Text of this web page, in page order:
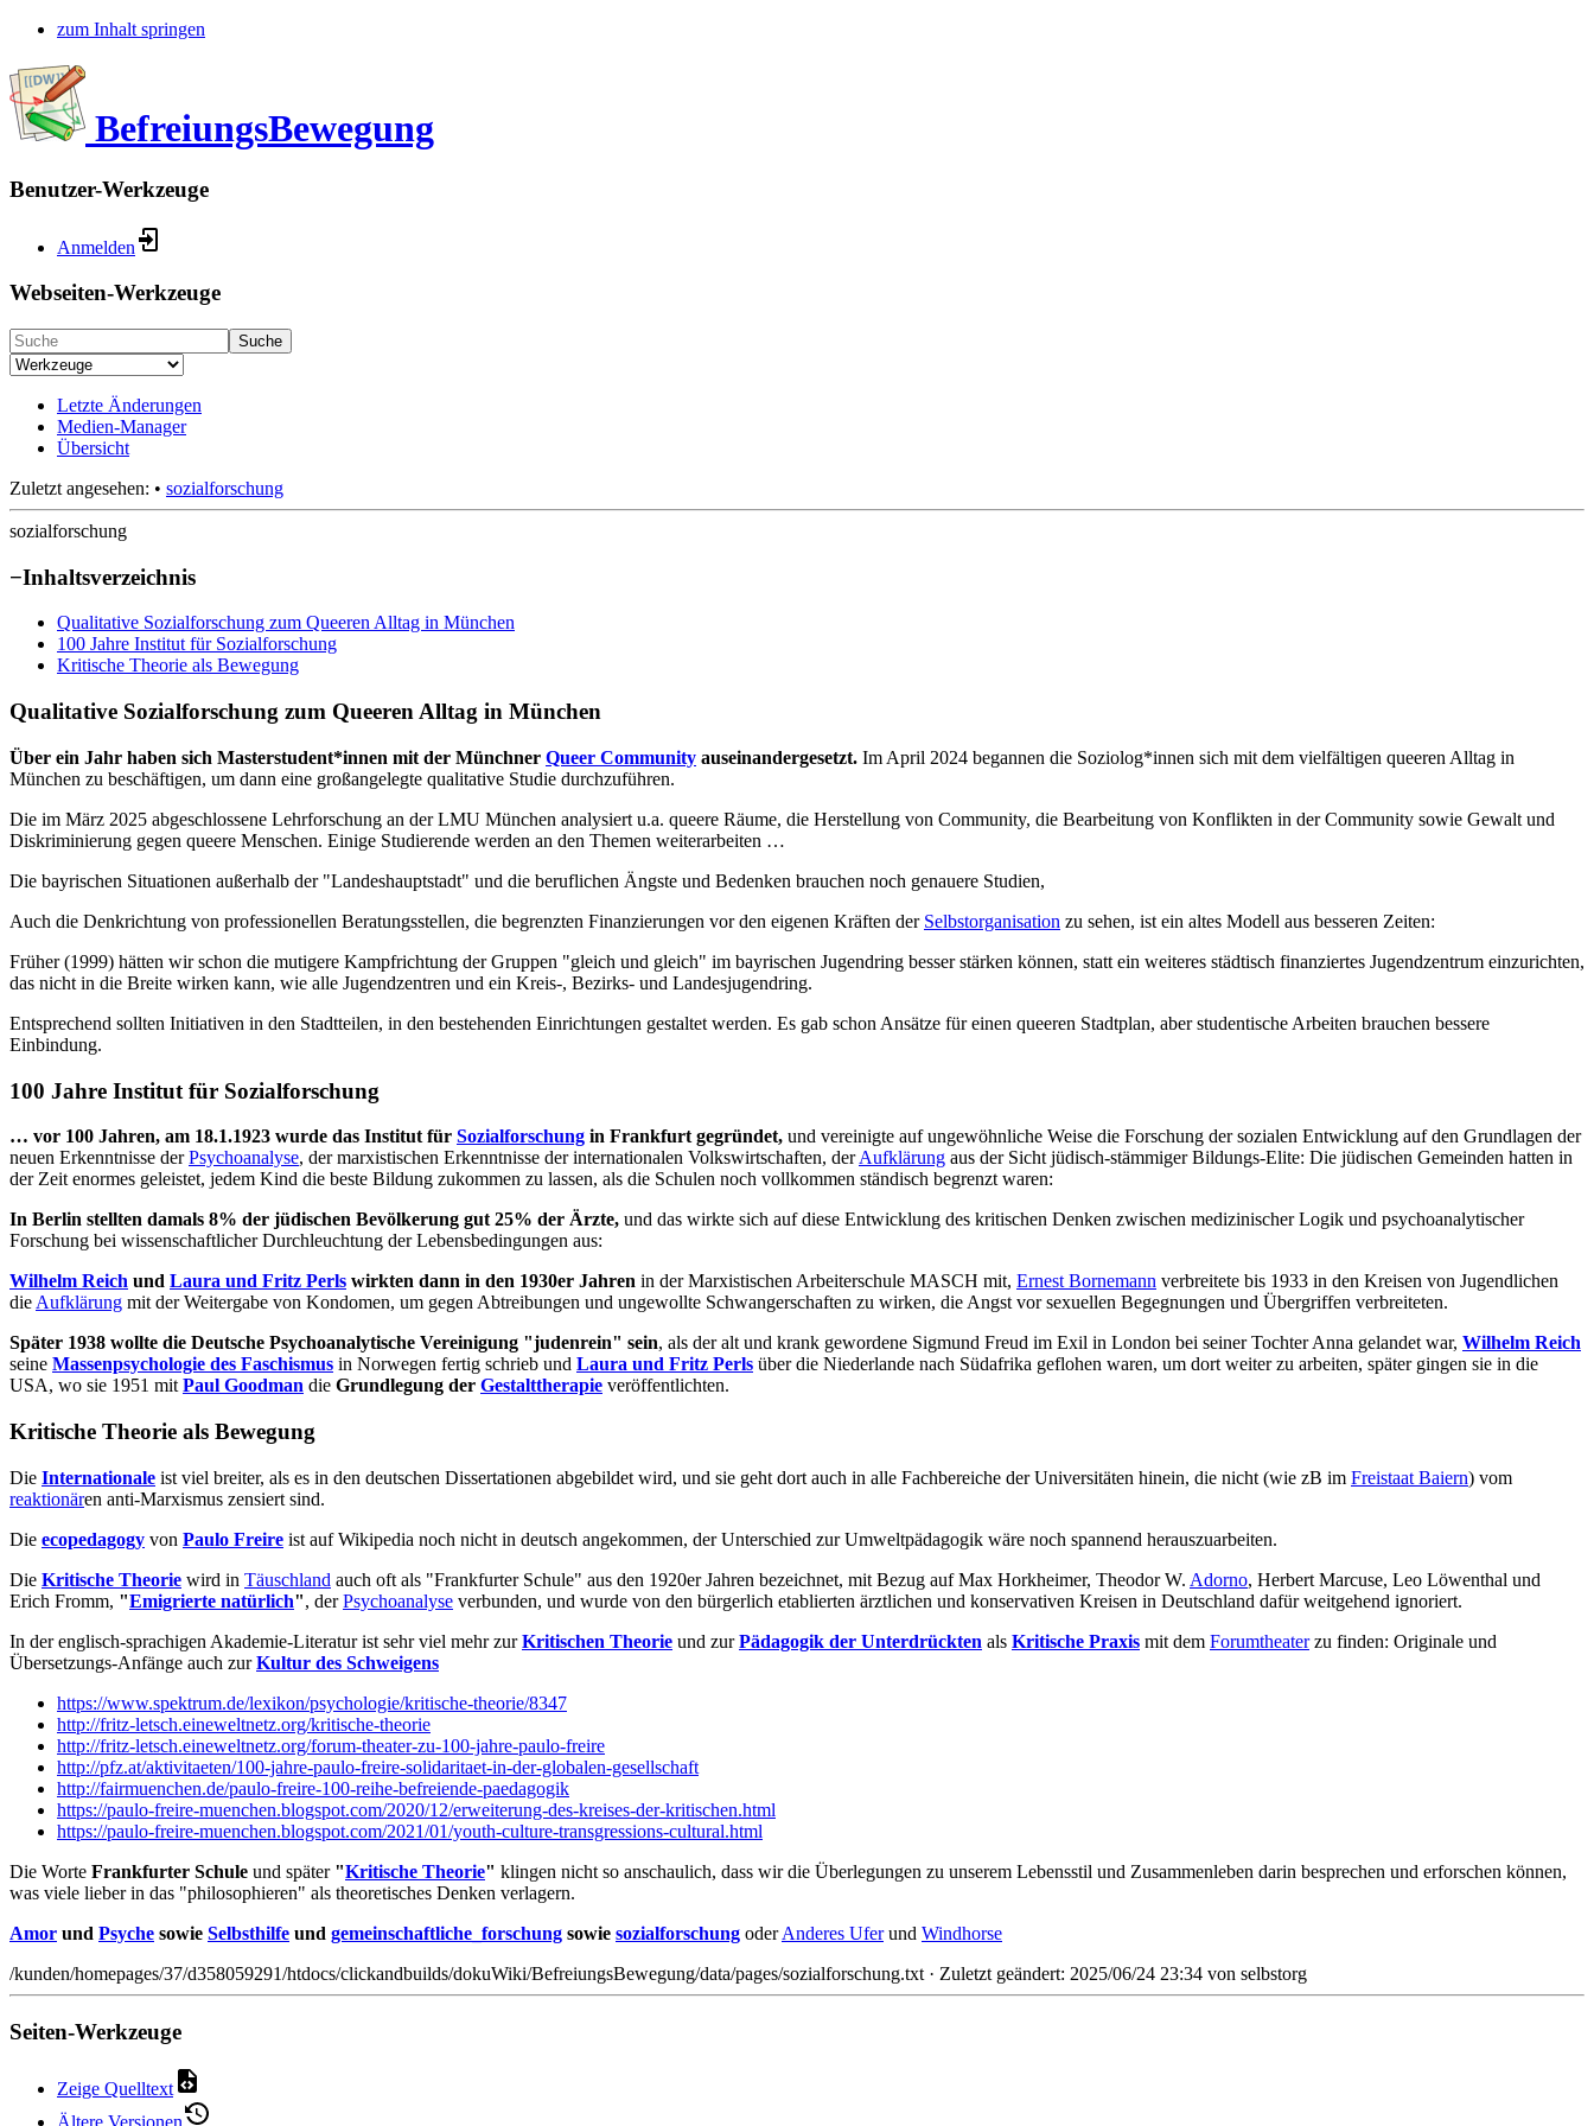
zum Inhalt springen
BefreiungsBewegung
Benutzer-Werkzeuge
Anmelden
Webseiten-Werkzeuge
Suche
Letzte Änderungen
Medien-Manager
Übersicht
Zuletzt angesehen: • sozialforschung
sozialforschung
−Inhaltsverzeichnis
Qualitative Sozialforschung zum Queeren Alltag in München
100 Jahre Institut für Sozialforschung
Kritische Theorie als Bewegung
Qualitative Sozialforschung zum Queeren Alltag in München
Über ein Jahr haben sich Masterstudent*innen mit der Münchner Queer Community auseinandergesetzt. Im April 2024 begannen die Soziolog*innen sich mit dem vielfältigen queeren Alltag in
München zu beschäftigen, um dann eine großangelegte qualitative Studie durchzuführen.
Die im März 2025 abgeschlossene Lehrforschung an der LMU München analysiert u.a. queere Räume, die Herstellung von Community, die Bearbeitung von Konflikten in der Community sowie Gewalt und
Diskriminierung gegen queere Menschen. Einige Studierende werden an den Themen weiterarbeiten …
Die bayrischen Situationen außerhalb der "Landeshauptstadt" und die beruflichen Ängste und Bedenken brauchen noch genauere Studien,
Auch die Denkrichtung von professionellen Beratungsstellen, die begrenzten Finanzierungen vor den eigenen Kräften der Selbstorganisation zu sehen, ist ein altes Modell aus besseren Zeiten:
Früher (1999) hätten wir schon die mutigere Kampfrichtung der Gruppen "gleich und gleich" im bayrischen Jugendring besser stärken können, statt ein weiteres städtisch finanziertes Jugendzentrum einzurichten,
das nicht in die Breite wirken kann, wie alle Jugendzentren und ein Kreis-, Bezirks- und Landesjugendring.
Entsprechend sollten Initiativen in den Stadtteilen, in den bestehenden Einrichtungen gestaltet werden. Es gab schon Ansätze für einen queeren Stadtplan, aber studentische Arbeiten brauchen bessere
Einbindung.
100 Jahre Institut für Sozialforschung
… vor 100 Jahren, am 18.1.1923 wurde das Institut für Sozialforschung in Frankfurt gegründet, und vereinigte auf ungewöhnliche Weise die Forschung der sozialen Entwicklung auf den Grundlagen der
neuen Erkenntnisse derPsychoanalyse, der marxistischen Erkenntnisse der internationalen Volkswirtschaften, derAufklärung aus der Sicht jüdisch-stämmiger Bildungs-Elite: Die jüdischen Gemeinden hatten in
der Zeit enormes geleistet, jedem Kind die beste Bildung zukommen zu lassen, als die Schulen noch vollkommen ständisch begrenzt waren:
In Berlin stellten damals 8% der jüdischen Bevölkerung gut 25% der Ärzte, und das wirkte sich auf diese Entwicklung des kritischen Denken zwischen medizinischer Logik und psychoanalytischer
Forschung bei wissenschaftlicher Durchleuchtung der Lebensbedingungen aus:
Wilhelm Reich und Laura und Fritz Perls wirkten dann in den 1930er Jahren in der Marxistischen Arbeiterschule MASCH mit, Ernest Bornemann verbreitete bis 1933 in den Kreisen von Jugendlichen
die Aufklärung mit der Weitergabe von Kondomen, um gegen Abtreibungen und ungewollte Schwangerschaften zu wirken, die Angst vor sexuellen Begegnungen und Übergriffen verbreiteten.
Später 1938 wollte die Deutsche Psychoanalytische Vereinigung "judenrein" sein, als der alt und krank gewordene Sigmund Freud im Exil in London bei seiner Tochter Anna gelandet war, Wilhelm Reich
seine Massenpsychologie des Faschismus in Norwegen fertig schrieb und Laura und Fritz Perls über die Niederlande nach Südafrika geflohen waren, um dort weiter zu arbeiten, später gingen sie in die
USA, wo sie 1951 mit Paul Goodman die Grundlegung der Gestalttherapie veröffentlichten.
Kritische Theorie als Bewegung
Die Internationale ist viel breiter, als es in den deutschen Dissertationen abgebildet wird, und sie geht dort auch in alle Fachbereiche der Universitäten hinein, die nicht (wie zB im Freistaat Baiern) vom
reaktionären anti-Marxismus zensiert sind.
Die ecopedagogy von Paulo Freire ist auf Wikipedia noch nicht in deutsch angekommen, der Unterschied zur Umweltpädagogik wäre noch spannend herauszuarbeiten.
Die Kritische Theorie wird in Täuschland auch oft als "Frankfurter Schule" aus den 1920er Jahren bezeichnet, mit Bezug auf Max Horkheimer, Theodor W. Adorno, Herbert Marcuse, Leo Löwenthal und
Erich Fromm, "Emigrierte natürlich", derPsychoanalyse verbunden, und wurde von den bürgerlich etablierten ärztlichen und konservativen Kreisen in Deutschland dafür weitgehend ignoriert.
In der englisch-sprachigen Akademie-Literatur ist sehr viel mehr zurKritischen Theorie und zurPädagogik der Unterdrückten als Kritische Praxis mit dem Forumtheaterzu finden: Originale und
Übersetzungs-Anfänge auch zurKultur des Schweigens
https://www.spektrum.de/lexikon/psychologie/kritische-theorie/8347
http://fritz-letsch.eineweltnetz.org/kritische-theorie
http://fritz-letsch.eineweltnetz.org/forum-theater-zu-100-jahre-paulo-freire
http://pfz.at/aktivitaeten/100-jahre-paulo-freire-solidaritaet-in-der-globalen-gesellschaft
http://fairmuenchen.de/paulo-freire-100-reihe-befreiende-paedagogik
https://paulo-freire-muenchen.blogspot.com/2020/12/erweiterung-des-kreises-der-kritischen.html
https://paulo-freire-muenchen.blogspot.com/2021/01/youth-culture-transgressions-cultural.html
Die Worte Frankfurter Schule und später "Kritische Theorie" klingen nicht so anschaulich, dass wir die Überlegungen zu unserem Lebensstil und Zusammenleben darin besprechen und erforschen können,
was viele lieber in das "philosophieren" als theoretisches Denken verlagern.
Amor und Psyche sowie Selbsthilfe und gemeinschaftliche_forschung sowie sozialforschung oderAnderes Uferund Windhorse
/kunden/homepages/37/d358059291/htdocs/clickandbuilds/dokuWiki/BefreiungsBewegung/data/pages/sozialforschung.txt · Zuletzt geändert: 2025/06/24 23:34 von selbstorg
Seiten-Werkzeuge
Zeige Quelltext